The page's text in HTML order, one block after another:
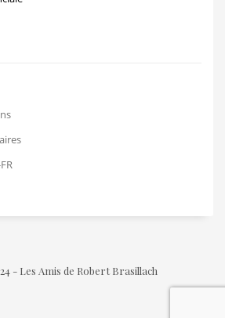
- Les Amis de Robert Brasillach